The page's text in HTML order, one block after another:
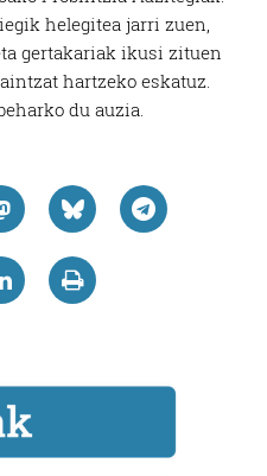
helegitea jarri zuen,
gertakariak ikusi zituen
hartzeko eskatuz.
du auzia.